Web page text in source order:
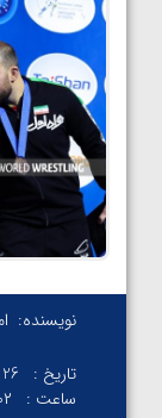
نویسنده:
تاریخ :
26 شهریور 1401
ساعت :